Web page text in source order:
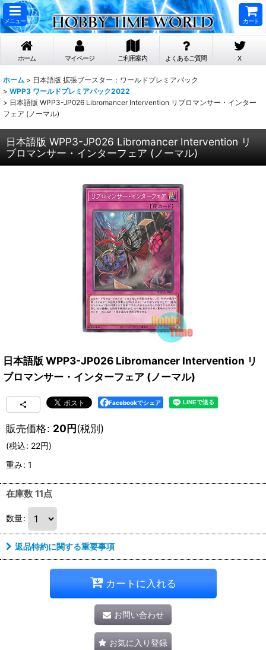
メニュー カート
ホーム マイページ ご利用案内 よくあるご質問 X
ホーム > 日本語版 拡張ブースター：ワールドプレミアパック
> WPP3 ワールドプレミアパック2022
> 日本語版 WPP3-JP026 Libromancer Intervention リブロマンサー・インター
フェア (ノーマル)
日本語版 WPP3-JP026 Libromancer Intervention リ
ブロマンサー・インターフェア (ノーマル)
日本語版 WPP3-JP026 Libromancer Intervention リ
ブロマンサー・インターフェア (ノーマル)
Facebookでシェア
販売価格: 20円(税別)
(税込: 22円)
重み: 1
在庫数 11点
数量:
返品特約に関する重要事項
カートに入れる
お問い合わせ
お気に入り登録